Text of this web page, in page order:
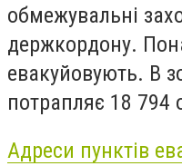
обмежувальні
держкордону.
евакуйовують. В
потрапляє 18 794
Адреси пунктів